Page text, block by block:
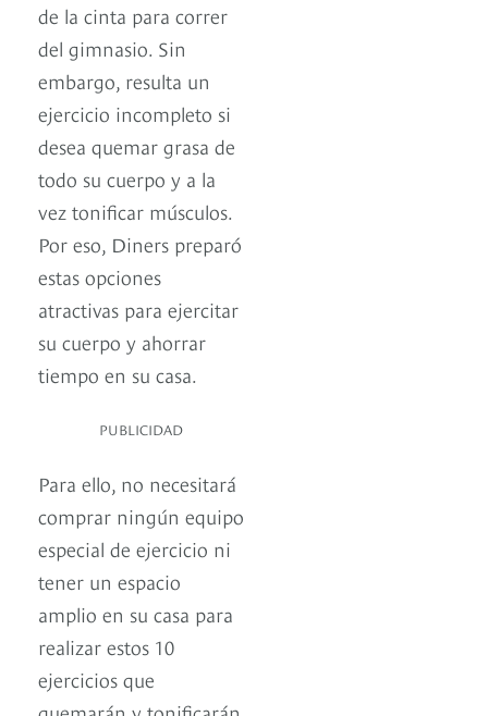
de la cinta para correr
del gimnasio. Sin
embargo, resulta un
ejercicio incompleto si
desea quemar grasa de
todo su cuerpo y a la
vez tonificar músculos.
Por eso, Diners preparó
estas opciones
atractivas para ejercitar
su cuerpo y ahorrar
tiempo en su casa.
PUBLICIDAD
Para ello, no necesitará
comprar ningún equipo
especial de ejercicio ni
tener un espacio
amplio en su casa para
realizar estos 10
ejercicios que